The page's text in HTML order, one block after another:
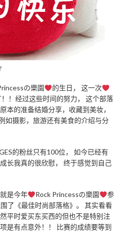
の樂園
的生日， 这一次
！经过这些时间的努力， 这个部落
本的准备结婚分享，收藏到美妆，
如摄影，旅游还有美食的介绍与分
的粉丝只有100位， 如今已经有
长我真的很欣慰， 终于感觉到自己
是今年 Rock Princessの樂園
参
了《最佳时尚部落格》。 其实看看
平时爱买东买西的但也不是特别注
是有点意外！！ 比赛的成绩要等到